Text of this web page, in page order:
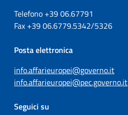
Telefono +3906.67791
Fax +3906.6779.5342/5326
Posta elettronica
info.affarieuropei@governo.it
info.affarieuropei@pec.governo.it
Seguici su